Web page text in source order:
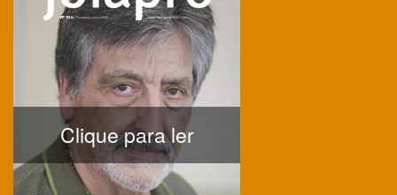
Clique para ler